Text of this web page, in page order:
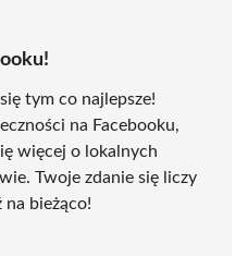
tym co najlepsze!
na Facebooku,
więcej o lokalnych
Twoje zdanie się liczy
na bieżąco!